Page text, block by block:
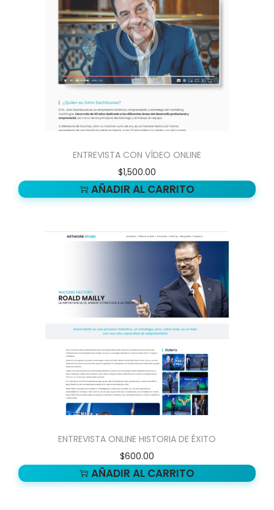
ENTREVISTA CON VÍDEO ONLINE
$1,500.00
AÑADIR AL CARRITO
ENTREVISTA ONLINE HISTORIA DE ÉXITO
$600.00
AÑADIR AL CARRITO